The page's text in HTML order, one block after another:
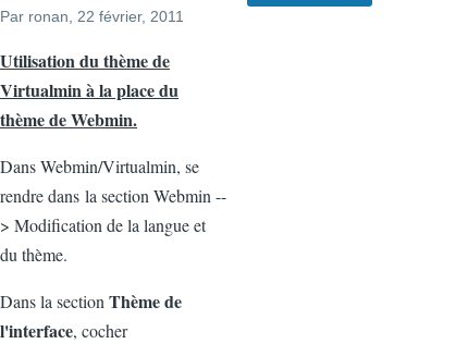
Par ronan , 22 février, 2011
Utilisation du thème de
Virtualmin à la place du
thème de Webmin.
Dans Webmin/Virtualmin, se
rendre dans la section Webmin --
> Modification de la langue et
du thème.
Dans la section Thème de
l'interface, cocher